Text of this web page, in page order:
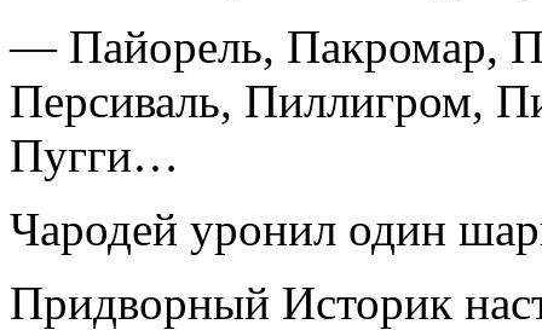
— Пайорель, Пакромар,
Персиваль, Пиллигром,
Пугги…
Чародей уронил один
Придворный Историк